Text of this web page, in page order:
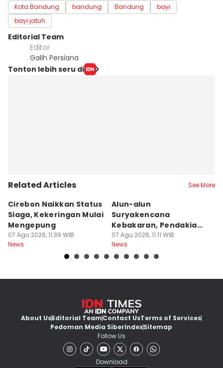
Kota Bandung bandung Bandung
bayi
bayi jatuh
Editorial Team
Editor
Galih Persiana
Tonton lebih seru di
Related Articles See More
Cirebon Naikkan Status
Siaga, Kekeringan Mulai
Mengepung
07 Agu 2026, 11:39 WIB
News
Alun-alun
Suryakencana
Kebakaran, Pendakian
Gunung Gede Ditutup!
07 Agu 2026, 11:11 WIB
News
About UsEditorial TeamContact UsTerms of Services
Pedoman Media SiberIndexSitemap
Follow Us
Download